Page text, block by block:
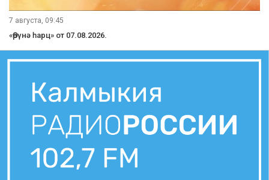
7 августа, 09:45
«Өрүнә һарц» от 07.08.2026.